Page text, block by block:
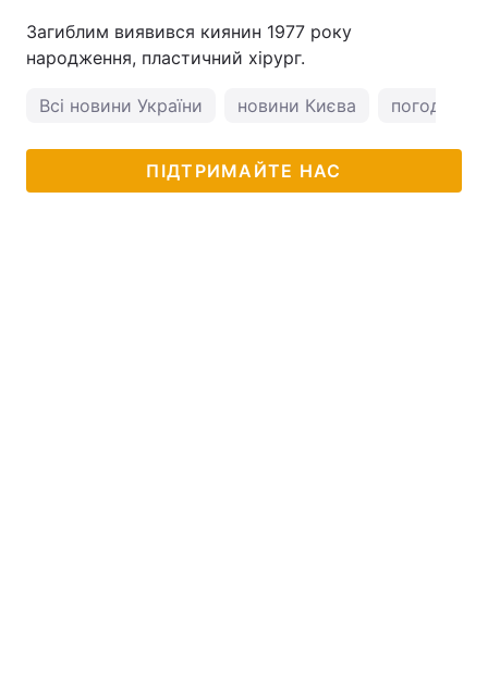
Загиблим виявився киянин 1977 року
народження, пластичний хірург.
Всі новини України новини Києва погода у
ПІДТРИМАЙТЕ НАС